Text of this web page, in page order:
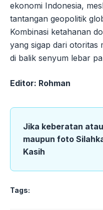
ekonomi Indonesia,
tantangan geopolitik
Kombinasi ketahanan
yang sigap dari otoritas
di balik senyum lebar
Editor: Rohman
Jika keberatan
maupun foto
Kasih
Tags: